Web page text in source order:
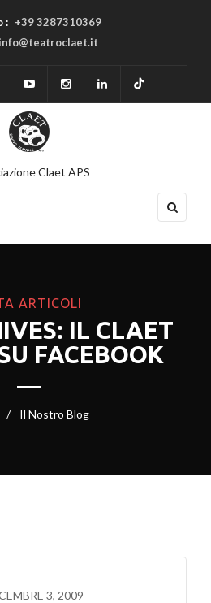
: +39 3287310369
info@teatroclaet.it
Claet APS
ARTICOLI
IL CLAET
FACEBOOK
Il Nostro Blog
3, 2009